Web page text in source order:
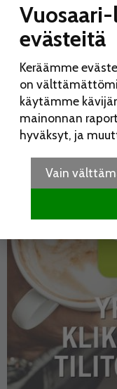
evästeitä
Keräämme
on
käytämme
mainonnan
hyväksyt, ja
Vain